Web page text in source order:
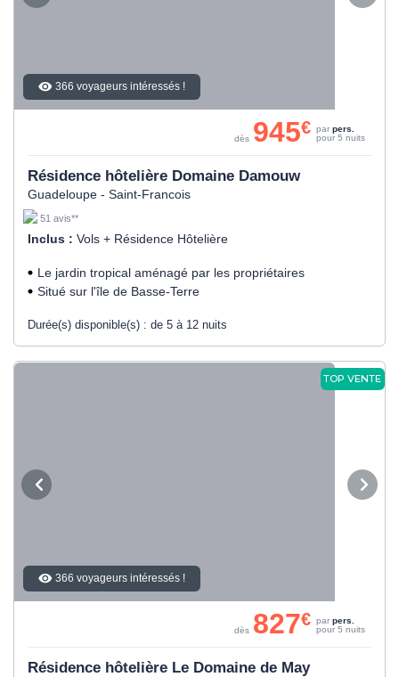
366 voyageurs intéressés !
Résidence hôtelière Domaine Damouw
Guadeloupe - Saint-Francois
51 avis**
Inclus : Vols + Résidence Hôtelière
Le jardin tropical aménagé par les propriétaires
Situé sur l'île de Basse-Terre
Durée(s) disponible(s) : de 5 à 12 nuits
dès 945€ par pers.
pour 5 nuits
TOP VENTE
366 voyageurs intéressés !
Résidence hôtelière Le Domaine de May
dès 827€ par pers.
pour 5 nuits